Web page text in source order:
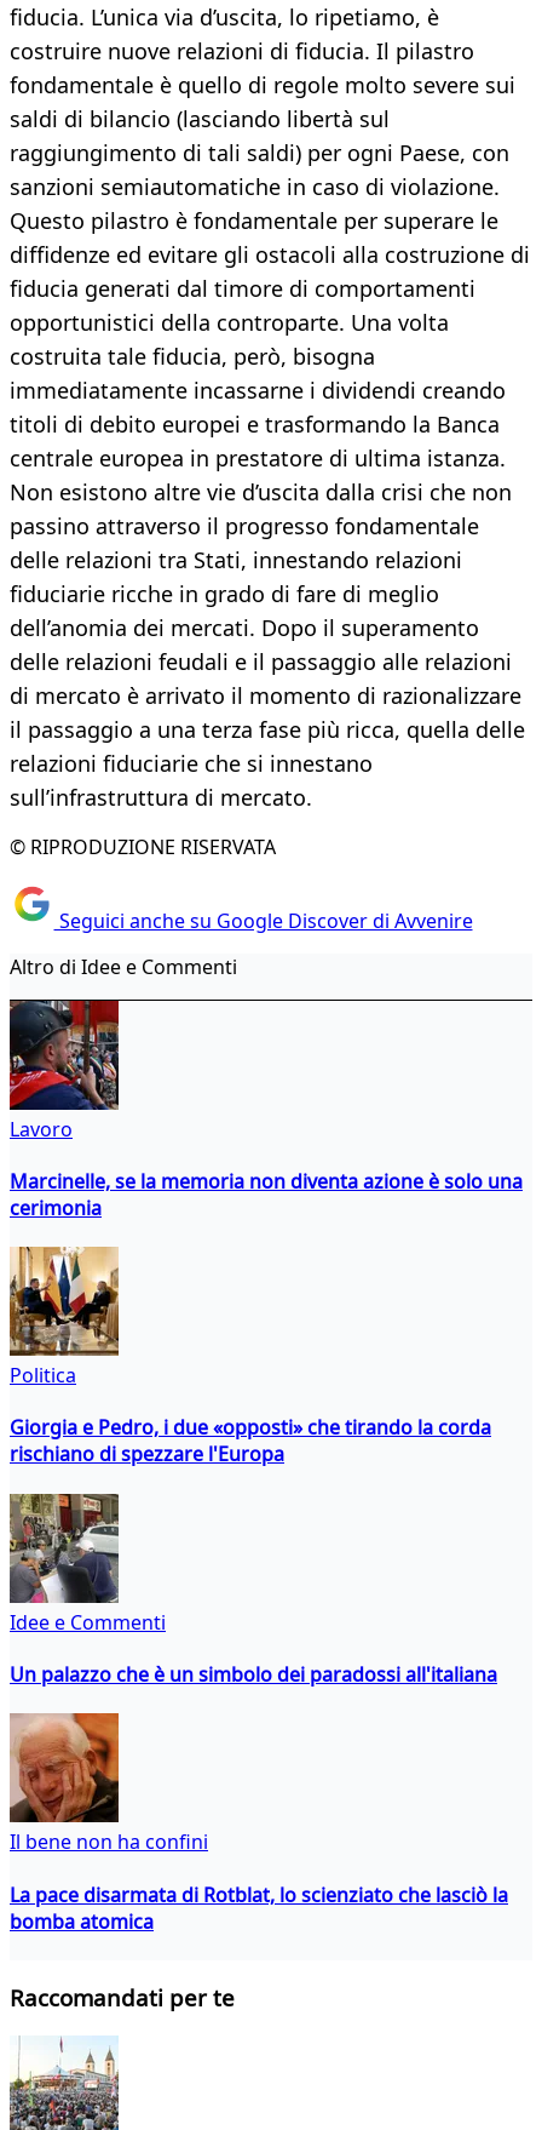
fiducia. L’unica via d’uscita, lo ripetiamo, è
costruire nuove relazioni di fiducia. Il pilastro
fondamentale è quello di regole molto severe sui
saldi di bilancio (lasciando libertà sul
raggiungimento di tali saldi) per ogni Paese, con
sanzioni semiautomatiche in caso di violazione.
Questo pilastro è fondamentale per superare le
diffidenze ed evitare gli ostacoli alla costruzione di
fiducia generati dal timore di comportamenti
opportunistici della controparte. Una volta
costruita tale fiducia, però, bisogna
immediatamente incassarne i dividendi creando
titoli di debito europei e trasformando la Banca
centrale europea in prestatore di ultima istanza.
Non esistono altre vie d’uscita dalla crisi che non
passino attraverso il progresso fondamentale
delle relazioni tra Stati, innestando relazioni
fiduciarie ricche in grado di fare di meglio
dell’anomia dei mercati. Dopo il superamento
delle relazioni feudali e il passaggio alle relazioni
di mercato è arrivato il momento di razionalizzare
il passaggio a una terza fase più ricca, quella delle
relazioni fiduciarie che si innestano
sull’infrastruttura di mercato.
© RIPRODUZIONE RISERVATA
Seguici anche su Google Discover di Avvenire
Altro di Idee e Commenti
Lavoro
Marcinelle, se la memoria non diventa azione è solo una
cerimonia
Politica
Giorgia e Pedro, i due «opposti» che tirando la corda
rischiano di spezzare l'Europa
Idee e Commenti
Un palazzo che è un simbolo dei paradossi all'italiana
Il bene non ha confini
La pace disarmata di Rotblat, lo scienziato che lasciò la
bomba atomica
Raccomandati per te